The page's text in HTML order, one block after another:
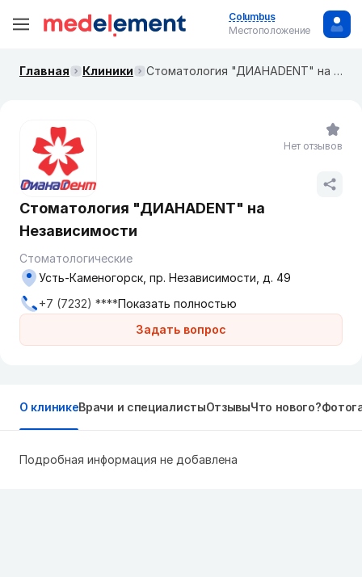
Columbus
Местоположение
Главная Клиники Стоматология "ДИАНАDENT" на Независимости
Стоматология "ДИАНАDENT" на
Независимости
Стоматологические
Задать вопрос
Усть-Каменогорск, пр. Независимости, д. 49
+7 (7232) ****Показать полностью
Нет отзывов
О клиникеВрачи и специалистыОтзывыЧто нового?
Подробная информация не добавлена